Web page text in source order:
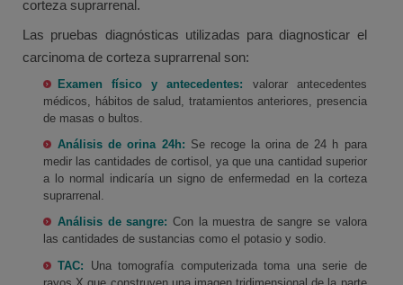
corteza suprarrenal.
Las pruebas diagnósticas utilizadas para diagnosticar el
carcinoma de corteza suprarrenal son:
Examen físico y antecedentes: valorar antecedentes
médicos, hábitos de salud, tratamientos anteriores, presencia
de masas o bultos.
Análisis de orina 24h: Se recoge la orina de 24 h para
medir las cantidades de cortisol, ya que una cantidad superior
a lo normal indicaría un signo de enfermedad en la corteza
suprarrenal.
Análisis de sangre: Con la muestra de sangre se valora
las cantidades de sustancias como el potasio y sodio.
TAC: Una tomografía computerizada toma una serie de